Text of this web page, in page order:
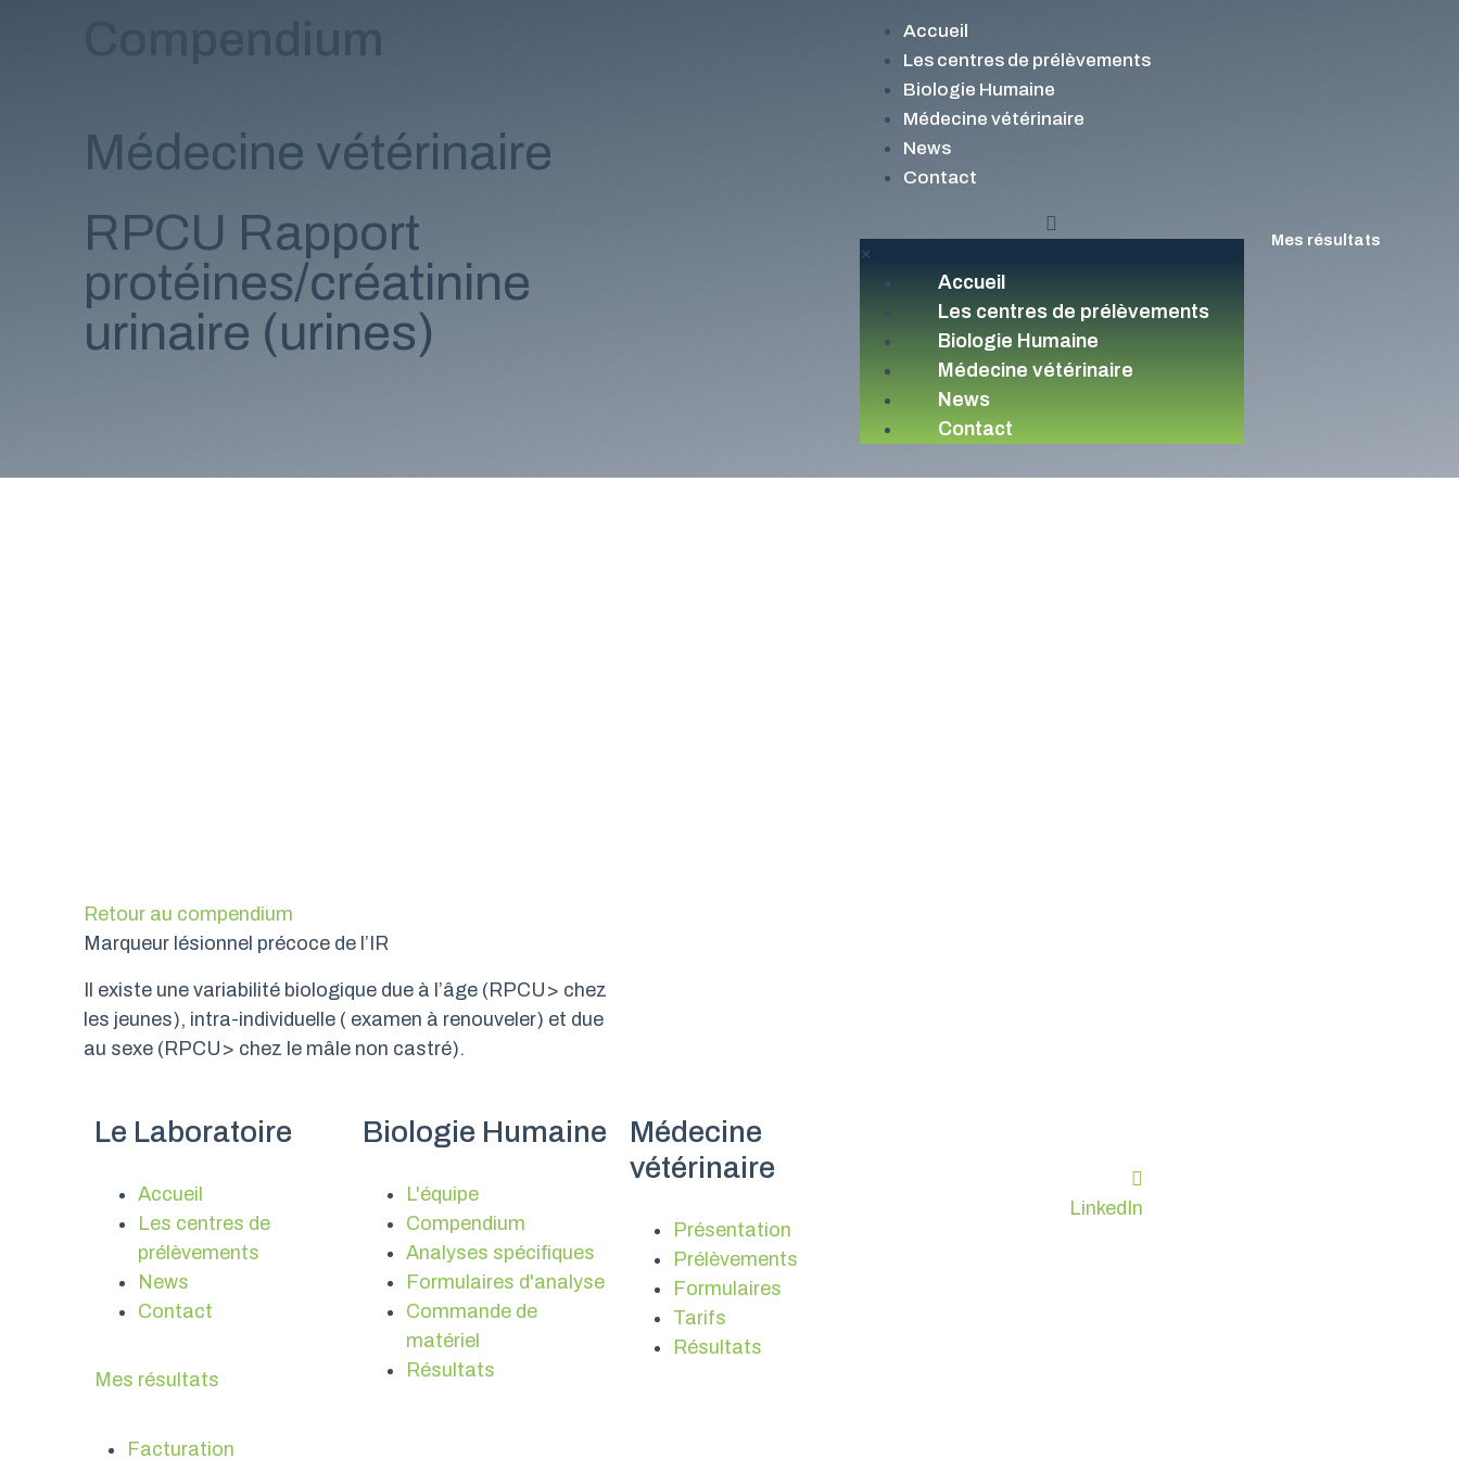
Accueil
Les centres de prélèvements
Biologie Humaine
Médecine vétérinaire
News
Contact
×
Accueil
Les centres de prélèvements
Biologie Humaine
Médecine vétérinaire
News
Contact
Mes résultats
Compendium
Médecine vétérinaire
RPCU Rapport
protéines/créatinine
urinaire (urines)
Retour au compendium
Marqueur lésionnel précoce de l’IR
Il existe une variabilité biologique due à l’âge (RPCU> chez
les jeunes), intra-individuelle ( examen à renouveler) et due
au sexe (RPCU> chez le mâle non castré).
Le Laboratoire
Accueil
Les centres de
prélèvements
News
Contact
Mes résultats
Biologie Humaine
L'équipe
Compendium
Analyses spécifiques
Formulaires d'analyse
Commande de
matériel
Résultats
Médecine
vétérinaire
Présentation
Prélèvements
Formulaires
Tarifs
Résultats
LinkedIn
Facturation